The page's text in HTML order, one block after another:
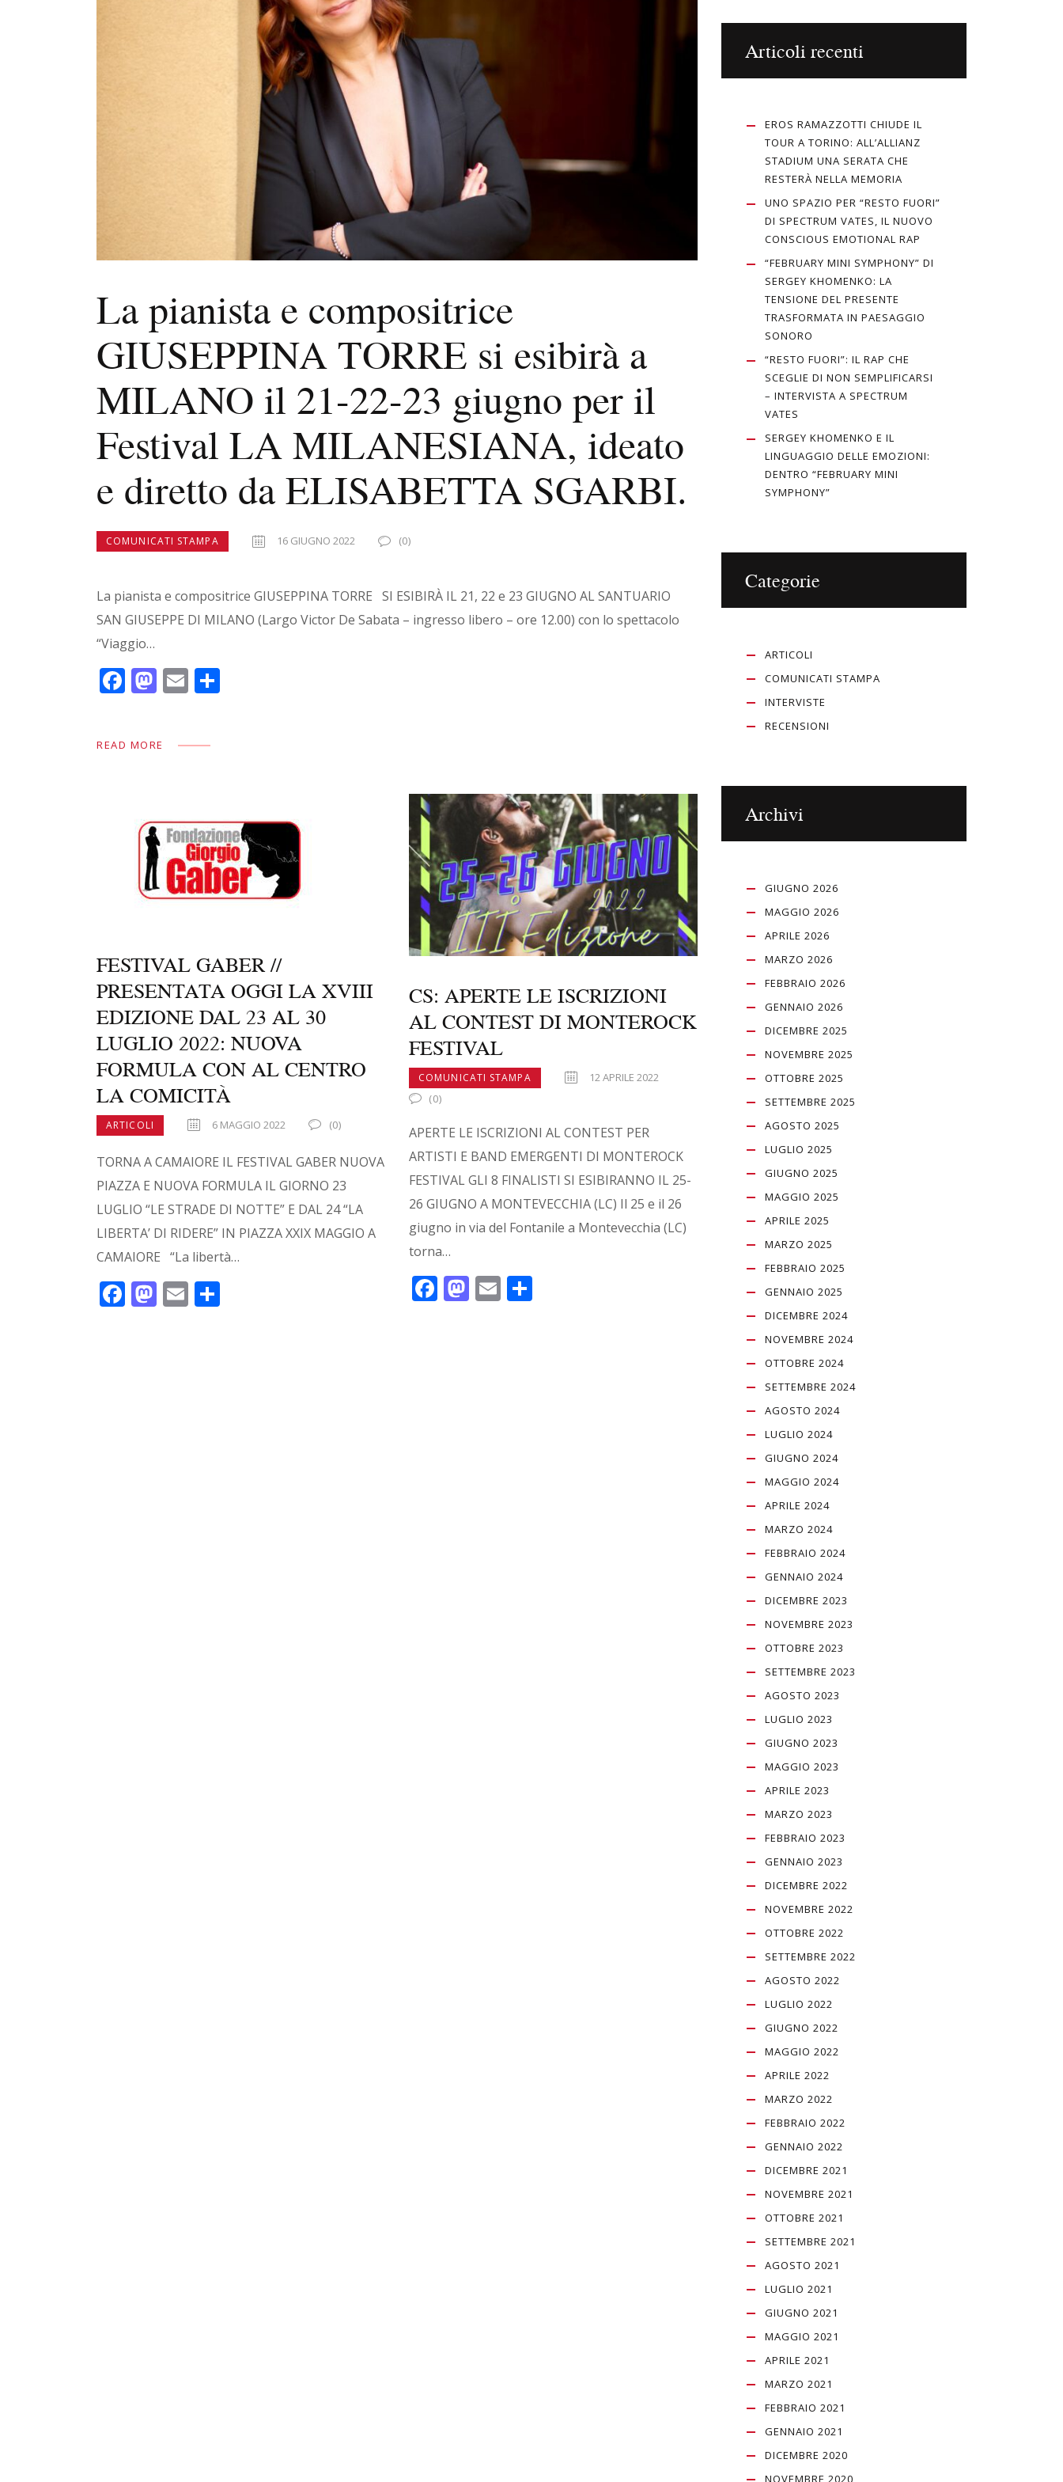
La pianista e compositrice
GIUSEPPINA TORRE si esibirà a
MILANO il 21-22-23 giugno per il
Festival LA MILANESIANA, ideato
e diretto da ELISABETTA SGARBI.
COMUNICATI STAMPA 16 GIUGNO 2022 (0)
La pianista e compositrice GIUSEPPINA TORRE SI ESIBIRÀ IL 21, 22 e 23 GIUGNO AL SANTUARIO
SAN GIUSEPPE DI MILANO (Largo Victor De Sabata – ingresso libero – ore 12.00) con lo spettacolo
“Viaggio…
F
b
k
M
d
E
l
READ MORE
FESTIVAL GABER //
PRESENTATA OGGI LA XVIII
EDIZIONE DAL 23 AL 30
LUGLIO 2022: NUOVA
FORMULA CON AL CENTRO
LA COMICITÀ
ARTICOLI 6 MAGGIO 2022 (0)
TORNA A CAMAIORE IL FESTIVAL GABER NUOVA
PIAZZA E NUOVA FORMULA IL GIORNO 23
LUGLIO “LE STRADE DI NOTTE” E DAL 24 “LA
LIBERTA’ DI RIDERE” IN PIAZZA XXIX MAGGIO A
CAMAIORE “La libertà…
F M E
CS: APERTE LE ISCRIZIONI
AL CONTEST DI MONTEROCK
FESTIVAL
COMUNICATI STAMPA
12 APRILE 2022
(0)
APERTE LE ISCRIZIONI AL CONTEST PER
ARTISTI E BAND EMERGENTI DI MONTEROCK
FESTIVAL GLI 8 FINALISTI SI ESIBIRANNO IL 25-
26 GIUGNO A MONTEVECCHIA (LC) Il 25 e il 26
giugno in via del Fontanile a Montevecchia (LC)
torna…
F M E
Articoli recenti
EROS RAMAZZOTTI CHIUDE IL
TOUR A TORINO: ALL’ALLIANZ
STADIUM UNA SERATA CHE
RESTERÀ NELLA MEMORIA
UNO SPAZIO PER “RESTO FUORI”
DI SPECTRUM VATES, IL NUOVO
CONSCIOUS EMOTIONAL RAP
“FEBRUARY MINI SYMPHONY” DI
SERGEY KHOMENKO: LA
TENSIONE DEL PRESENTE
TRASFORMATA IN PAESAGGIO
SONORO
“RESTO FUORI”: IL RAP CHE
SCEGLIE DI NON SEMPLIFICARSI
– INTERVISTA A SPECTRUM
VATES
SERGEY KHOMENKO E IL
LINGUAGGIO DELLE EMOZIONI:
DENTRO “FEBRUARY MINI
SYMPHONY”
Categorie
ARTICOLI
COMUNICATI STAMPA
INTERVISTE
RECENSIONI
Archivi
GIUGNO 2026
MAGGIO 2026
APRILE 2026
MARZO 2026
FEBBRAIO 2026
GENNAIO 2026
DICEMBRE 2025
NOVEMBRE 2025
OTTOBRE 2025
SETTEMBRE 2025
AGOSTO 2025
LUGLIO 2025
GIUGNO 2025
MAGGIO 2025
APRILE 2025
MARZO 2025
FEBBRAIO 2025
GENNAIO 2025
DICEMBRE 2024
NOVEMBRE 2024
OTTOBRE 2024
SETTEMBRE 2024
AGOSTO 2024
LUGLIO 2024
GIUGNO 2024
MAGGIO 2024
APRILE 2024
MARZO 2024
FEBBRAIO 2024
GENNAIO 2024
DICEMBRE 2023
NOVEMBRE 2023
OTTOBRE 2023
SETTEMBRE 2023
AGOSTO 2023
LUGLIO 2023
GIUGNO 2023
MAGGIO 2023
APRILE 2023
MARZO 2023
FEBBRAIO 2023
GENNAIO 2023
DICEMBRE 2022
NOVEMBRE 2022
OTTOBRE 2022
SETTEMBRE 2022
AGOSTO 2022
LUGLIO 2022
GIUGNO 2022
MAGGIO 2022
APRILE 2022
MARZO 2022
FEBBRAIO 2022
GENNAIO 2022
DICEMBRE 2021
NOVEMBRE 2021
OTTOBRE 2021
SETTEMBRE 2021
AGOSTO 2021
LUGLIO 2021
GIUGNO 2021
MAGGIO 2021
APRILE 2021
MARZO 2021
FEBBRAIO 2021
GENNAIO 2021
DICEMBRE 2020
NOVEMBRE 2020